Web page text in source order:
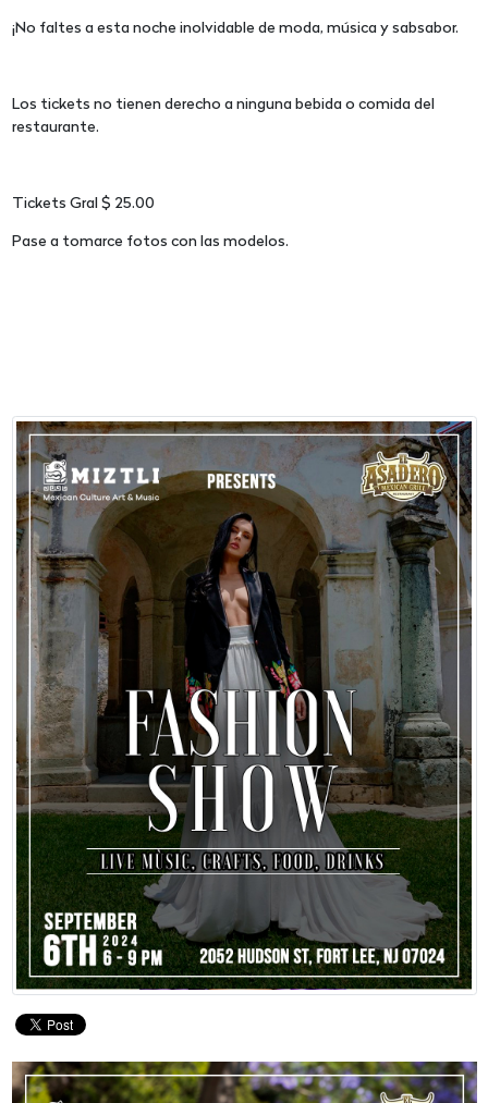
¡No faltes a esta noche inolvidable de moda, música y sabsabor.
Los tickets no tienen derecho a ninguna bebida o comida del
restaurante.
Tickets Gral $ 25.00
Pase a tomarce fotos con las modelos.